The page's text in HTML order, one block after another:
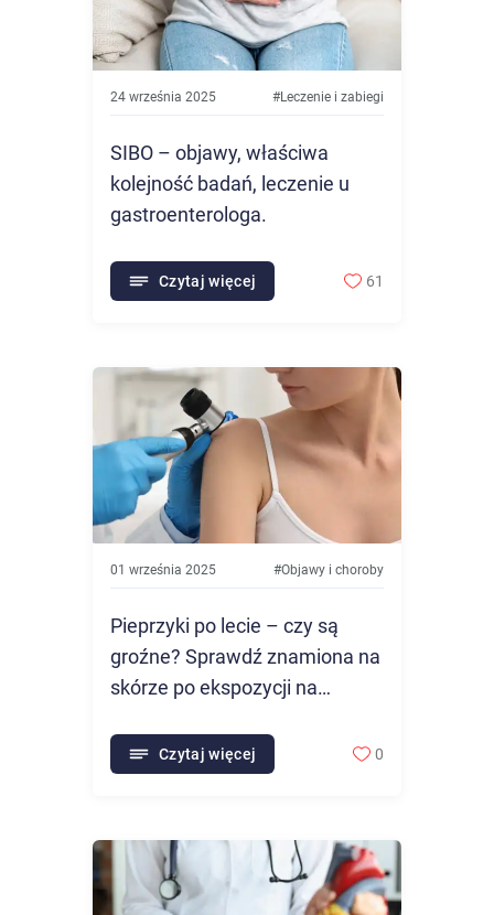
24 września 2025 #Leczenie i zabiegi
SIBO – objawy, właściwa
kolejność badań, leczenie u
gastroenterologa.
Czytaj więcej 61
01 września 2025 #Objawy i choroby
Pieprzyki po lecie – czy są
groźne? Sprawdź znamiona na
skórze po ekspozycji na
Czytaj więcej 0